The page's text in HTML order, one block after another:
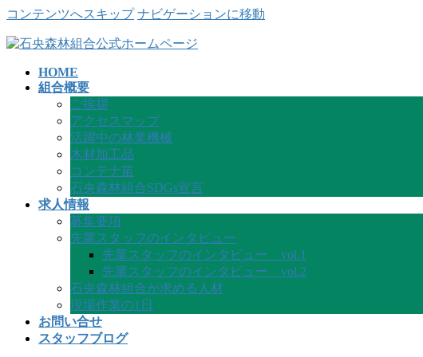
コンテンツへスキップ ナビゲーションに移動
HOME
組合概要
ご挨拶
アクセスマップ
活躍中の林業機械
木材加工品
コンテナ苗
石央森林組合SDGs宣言
求人情報
募集要項
先輩スタッフのインタビュー
先輩スタッフのインタビュー vol.1
先輩スタッフのインタビュー vol.2
石央森林組合が求める人材
現場作業の1日
お問い合せ
スタッフブログ